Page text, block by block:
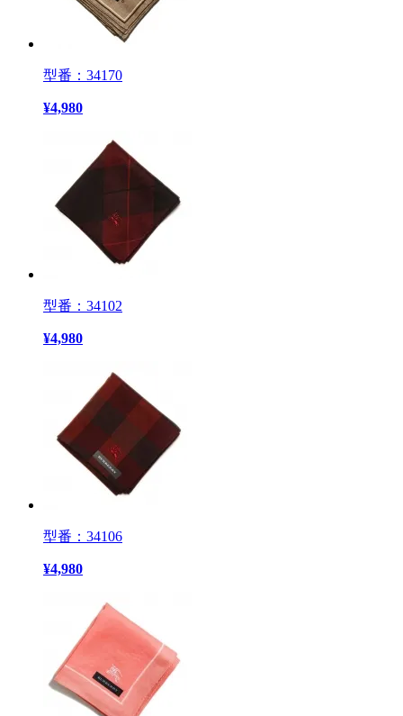
型番：34170
¥4,980
型番：34102
¥4,980
型番：34106
¥4,980